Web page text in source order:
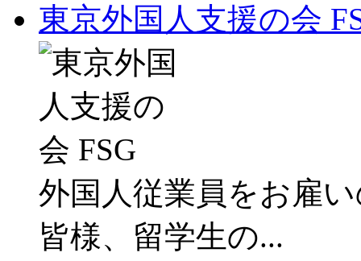
東京外国人支援の会
外国人従業員をお雇
皆様、留学生の...